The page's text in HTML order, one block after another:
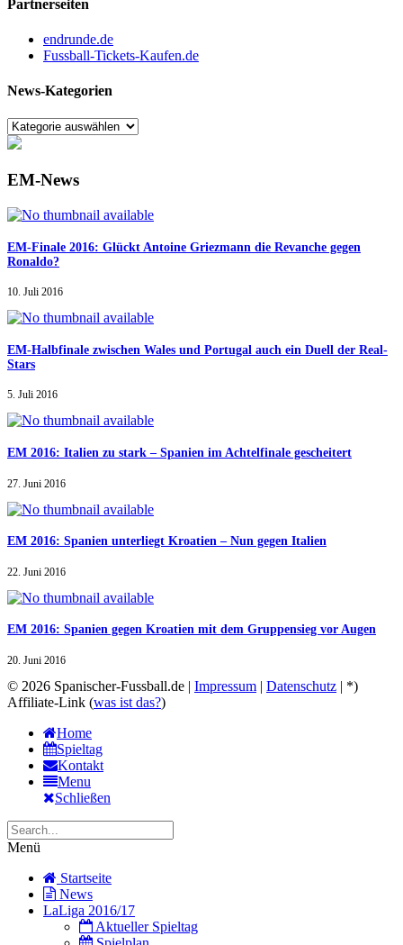
Partnerseiten
endrunde.de
Fussball-Tickets-Kaufen.de
News-Kategorien
EM-News
EM-Finale 2016: Glückt Antoine Griezmann die Revanche gegen
Ronaldo?
10. Juli 2016
EM-Halbfinale zwischen Wales und Portugal auch ein Duell der Real-
Stars
5. Juli 2016
EM 2016: Italien zu stark – Spanien im Achtelfinale gescheitert
27. Juni 2016
EM 2016: Spanien unterliegt Kroatien – Nun gegen Italien
22. Juni 2016
EM 2016: Spanien gegen Kroatien mit dem Gruppensieg vor Augen
20. Juni 2016
© 2026 Spanischer-Fussball.de | Impressum | Datenschutz | *)
Affiliate-Link (was ist das?)
Home
Spieltag
Kontakt
Menu
Schließen
Menü
Startseite
News
LaLiga 2016/17
Aktueller Spieltag